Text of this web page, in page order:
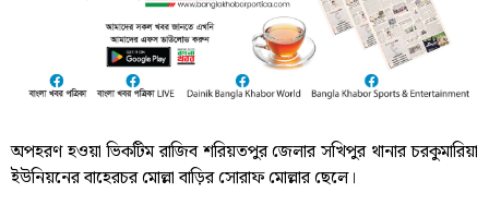
অপহরণ হওয়া ভিকটিম রাজিব শরিয়তপুর জেলার সখিপুর থানার চরকুমারিয়া
ইউনিয়নের বাহেরচর মোল্লা বাড়ির সোরাফ মোল্লার ছেলে।